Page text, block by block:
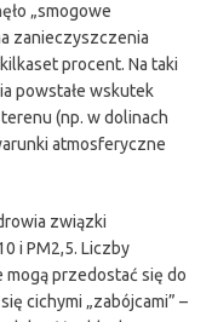
„smogowe
zanieczyszczenia
procent. Na taki
powstałe wskutek
(np. w dolinach
atmosferyczne
związki
i PM2,5. Liczby
przedostać się do
cichymi „zabójcami” –